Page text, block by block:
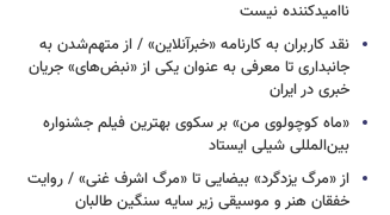
ناامیدکننده نیست
نقد کاربران به کارنامه «خبرآنلاین» / از متهم‌شدن به
جانبداری تا معرفی به عنوان یکی از «نبض‌های» جریان
خبری در ایران
«ماه کوچولوی من» بر سکوی بهترین فیلم جشنواره
بین‌المللی شیلی ایستاد
از «مرگ یزدگرد» بیضایی تا «مرگ اشرف غنی» / روایت
خفقان هنر و موسیقی زیر سایه سنگین طالبان